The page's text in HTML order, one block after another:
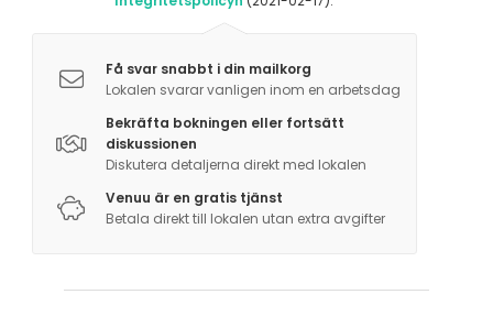
Få svar snabbt i din mailkorg
Lokalen svarar vanligen inom en arbetsdag
Bekräfta bokningen eller fortsätt
diskussionen
Diskutera detaljerna direkt med lokalen
Venuu är en gratis tjänst
Betala direkt till lokalen utan extra avgifter